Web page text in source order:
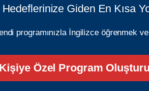
Hedeflerinize Giden En Kısa
programınızla İngilizce öğrenmek
Kişiye Özel Program